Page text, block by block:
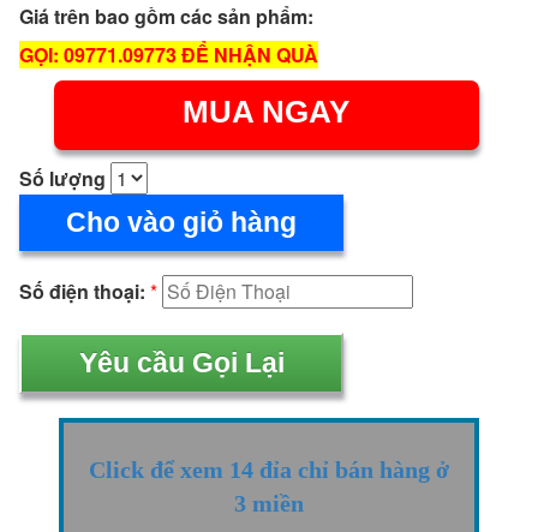
Giá trên bao gồm các sản phẩm:
GỌI: 09771.09773 ĐỂ NHẬN QUÀ
MUA NGAY
Số lượng
Cho vào giỏ hàng
Số điện thoại: *
Click để xem 14 đỉa chỉ bán hàng ở
3 miền